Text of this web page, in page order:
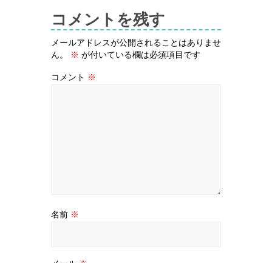
コメントを残す
メールアドレスが公開されることはありませ
ん。
※ が付いている欄は必須項目です
コメント ※
名前 ※